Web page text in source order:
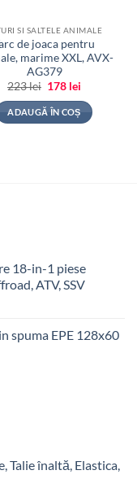
SI SALTELE ANIMALE
de joaca pentru
marime XXL, AVX-
AG379
223lei Prețul
a
fost:
223 lei.
178 lei
este:
178 lei.
ADAUGĂ ÎN COȘ
18-in-1 piese
ATV, SSV
spuma EPE 128x60
Talie înaltă, Elastica,